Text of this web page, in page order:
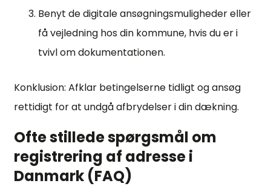
Benyt de digitale ansøgningsmuligheder eller
få vejledning hos din kommune, hvis du er i
tvivl om dokumentationen.
Konklusion: Afklar betingelserne tidligt og ansøg
rettidigt for at undgå afbrydelser i din dækning.
Ofte stillede spørgsmål om
registrering af adresse i
Danmark (FAQ)